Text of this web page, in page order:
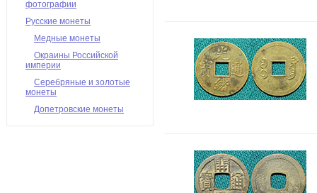
фотографии
Русские монеты
Медные монеты
Окраины Российской
империи
Серебряные и золотые
монеты
Допетровские монеты